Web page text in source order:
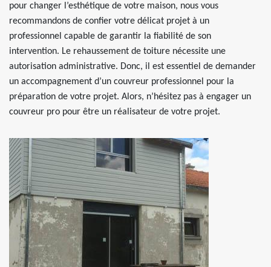
pour changer l’esthétique de votre maison, nous vous
recommandons de confier votre délicat projet à un
professionnel capable de garantir la fiabilité de son
intervention. Le rehaussement de toiture nécessite une
autorisation administrative. Donc, il est essentiel de demander
un accompagnement d’un couvreur professionnel pour la
préparation de votre projet. Alors, n’hésitez pas à engager un
couvreur pro pour être un réalisateur de votre projet.